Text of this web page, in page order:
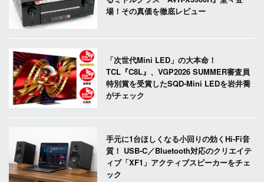
場！その真価を徹底レビュー
「次世代Mini LED」の大本命！
TCL『C8L』、VGP2026 SUMMER審査員
特別賞を受賞したSQD-Mini LEDを岩井喬
がチェック
手元に1台ほしくなる小回りの効くHi-Fi音
質！ USB-C／Bluetooth対応のクリエイテ
ィブ「XF1」アクティブスピーカーをチェ
ック